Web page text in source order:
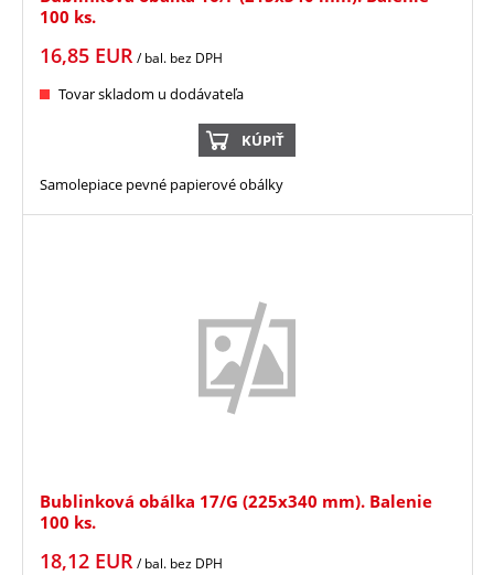
100 ks.
16,85 EUR/ bal. bez DPH
Tovar skladom u dodávateľa
KÚPIŤ
Samolepiace pevné papierové obálky
Bublinková obálka 17/G (225x340 mm). Balenie
100 ks.
18,12 EUR/ bal. bez DPH